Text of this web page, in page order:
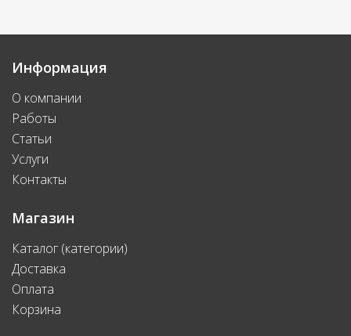
Информация
О компании
Работы
Статьи
Услуги
Контакты
Магазин
Каталог (категории)
Доставка
Оплата
Корзина